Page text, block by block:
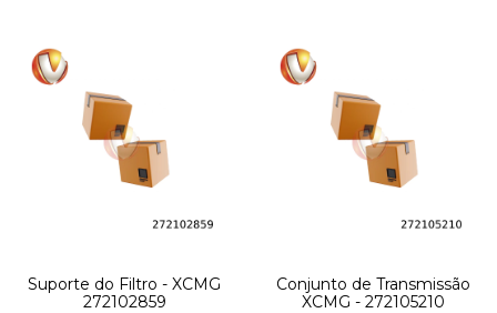
Suporte do Filtro - XCMG
272102859
Conjunto de Transmissão
XCMG - 272105210